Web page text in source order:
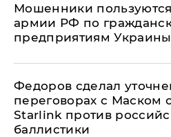
Мошенники
армии РФ по
предприятиям
Федоров сделал
переговорах с Маском
Starlink против
баллистики